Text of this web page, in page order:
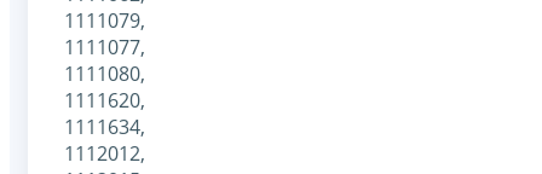
1111079,
1111077,
1111080,
1111620,
1111634,
1112012,